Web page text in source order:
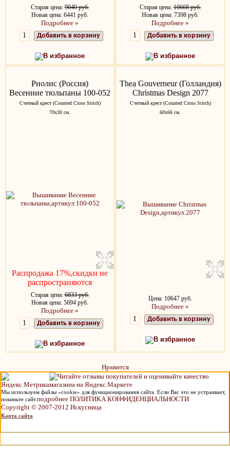
Старая цена:9040 руб.
Новая цена: 6441 руб.
Подробнее »
Добавить в корзину
В избранное
Старая цена:10668 руб.
Новая цена: 7398 руб.
Подробнее »
Добавить в корзину
В избранное
Риолис (Россия)
Весенние тюльпаны 100-052
Счетный крест (Counted Cross Stitch)
70х30 см.
Распродажа 17%,скидки не
распространяются
Старая цена:6833 руб.
Новая цена: 5694 руб.
Подробнее »
Добавить в корзину
В избранное
Thea Gouverneur (Голландия)
Christmas Design 2077
Счетный крест (Counted Cross Stitch)
60х66 см.
Цена: 10647 руб.
Подробнее »
Добавить в корзину
В избранное
Нравится
Мы используем файлы «cookie» для функционирования сайта. Если Вас это не устраивает,
покиньте сайт.подробнее ПОЛИТИКА КОНФИДЕНЦИАЛЬНОСТИ
Copyright © 2007-2012 Искусница
Карта сайта